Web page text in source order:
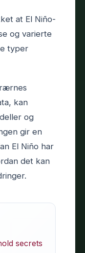
at El Niño-
og varierte
typer
kan
og
gir en
El Niño har
det kan
secrets